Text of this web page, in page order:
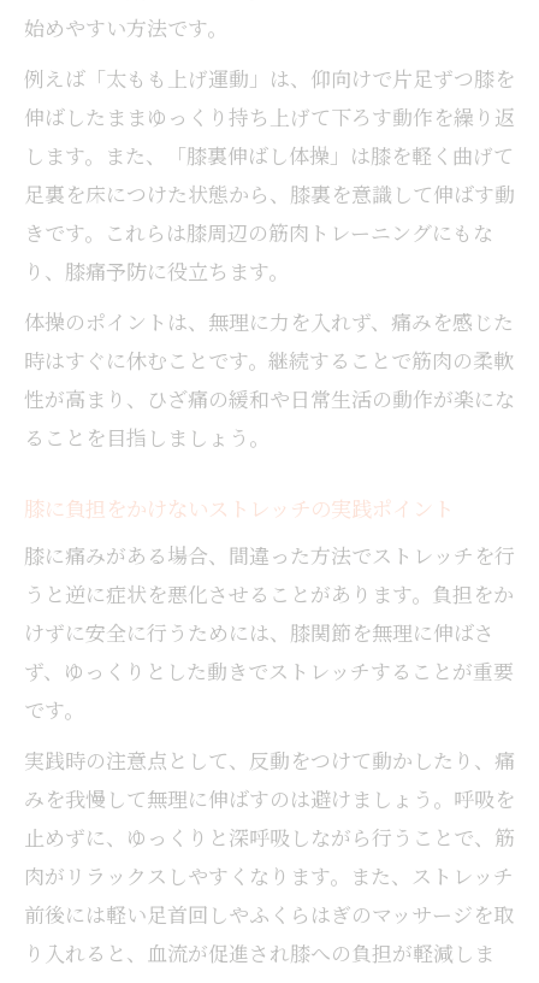
始めやすい方法です。
例えば「太もも上げ運動」は、仰向けで片足ずつ膝を
伸ばしたままゆっくり持ち上げて下ろす動作を繰り返
します。また、「膝裏伸ばし体操」は膝を軽く曲げて
足裏を床につけた状態から、膝裏を意識して伸ばす動
きです。これらは膝周辺の筋肉トレーニングにもな
り、膝痛予防に役立ちます。
体操のポイントは、無理に力を入れず、痛みを感じた
時はすぐに休むことです。継続することで筋肉の柔軟
性が高まり、ひざ痛の緩和や日常生活の動作が楽にな
ることを目指しましょう。
膝に負担をかけないストレッチの実践ポイント
膝に痛みがある場合、間違った方法でストレッチを行
うと逆に症状を悪化させることがあります。負担をか
けずに安全に行うためには、膝関節を無理に伸ばさ
ず、ゆっくりとした動きでストレッチすることが重要
です。
実践時の注意点として、反動をつけて動かしたり、痛
みを我慢して無理に伸ばすのは避けましょう。呼吸を
止めずに、ゆっくりと深呼吸しながら行うことで、筋
肉がリラックスしやすくなります。また、ストレッチ
前後には軽い足首回しやふくらはぎのマッサージを取
り入れると、血流が促進され膝への負担が軽減しま